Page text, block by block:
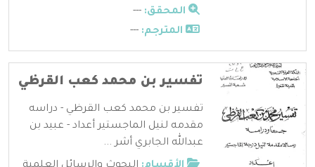
المحقق: ---
المترجم: ---
تفسير بن محمد كعب القرظي
تفسير بن محمد كعب القرظي - دراسه
مقدمه لنيل الماجستير أعداد - عبيد بن
عبدالله الجابري أشر ...